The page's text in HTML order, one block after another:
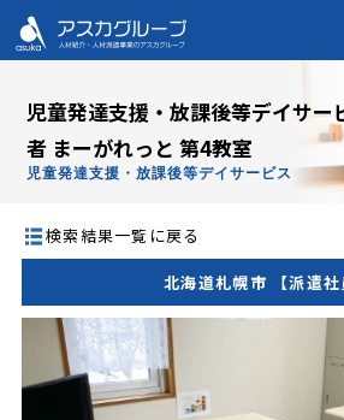
児童発達支援・放課後等デイサー
者 まーがれっと 第4教室
児童発達支援・放課後等デイサービス
検索結果一覧に戻る
北海道札幌市 【派遣社